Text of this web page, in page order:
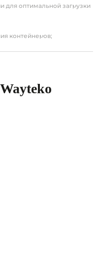
для оптимальной загрузки
контейнеров;